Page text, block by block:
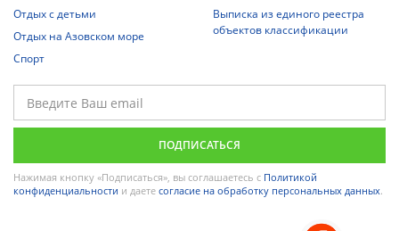
Отдых с детьми
Отдых на Азовском море
Спорт
Выписка из единого реестра
объектов классификации
Нажимая кнопку «Подписаться», вы соглашаетесь с Политикой
конфиденциальности и даете согласие на обработку персональных данных.